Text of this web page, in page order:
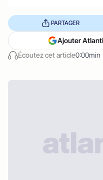
Écoutez cet article0:00min
PARTAGER
Ajouter